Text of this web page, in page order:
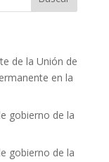
de la Unión de
en la
gobierno de la
gobierno de la